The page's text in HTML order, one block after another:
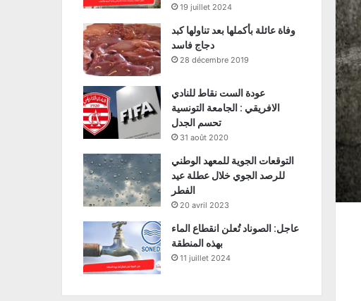
19 juillet 2024
وفاة عائلة بأكملها بعد تناولها كبد
دجاج فاسد
28 décembre 2019
عودة الست نقاط للنادي
الافريقي : الجامعة التونسية
تحسم الجدل
31 août 2020
التوقعات الجوية للمعهد الوطني
للرصد الجوي خلال عطلة عيد
الفطر
20 avril 2023
عاجل: الصوناد تُعلن انقطاع الماء
بهذه المنطقة
11 juillet 2024